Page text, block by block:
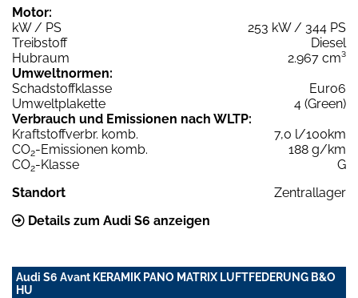
Motor:
kW / PS
253 kW / 344 PS
Treibstoff
Diesel
Hubraum
2.967 cm³
Umweltnormen:
Schadstoffklasse
Euro6
Umweltplakette
4 (Green)
Verbrauch und Emissionen nach WLTP:
Kraftstoffverbr. komb.
7,0 l/100km
CO2-Emissionen komb.
188 g/km
CO2-Klasse
G
Standort
Zentrallager
Details zum Audi S6 anzeigen
Audi S6 Avant KERAMIK PANO MATRIX LUFTFEDERUNG B&O
HU